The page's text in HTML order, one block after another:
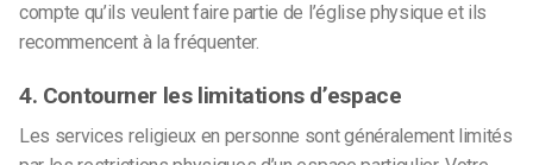
compte qu’ils veulent faire partie de l’église physique et ils
recommencent à la fréquenter.
4. Contourner les limitations d’espace
Les services religieux en personne sont généralement limités